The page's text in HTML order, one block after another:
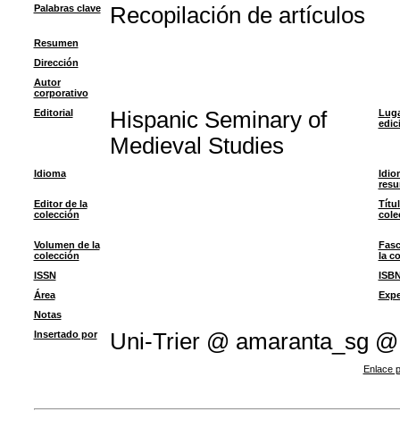
Palabras clave Recopilación de artículos
Resumen
Dirección
Autor
corporativo
Editorial
Hispanic Seminary of
Medieval Studies
Idioma
Editor de la
colección
Volumen de la
colección
la
ISSN
Área
Notas
Insertado por
Uni-Trier @ amaranta_sg @
Enlace